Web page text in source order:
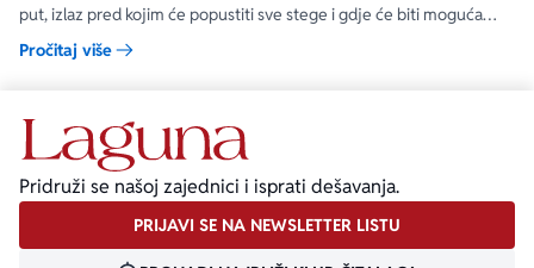
put, izlaz pred kojim će popustiti sve stege i gdje će biti moguća
sloboda.
Pročitaj više
Pridruži se našoj zajednici i isprati dešavanja.
PRIJAVI SE NA NEWSLETTER LISTU